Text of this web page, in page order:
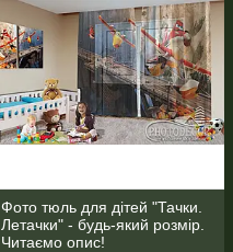
Фото тюль для дітей "Тачки.
Летачки" - будь-який розмір.
Читаємо опис!